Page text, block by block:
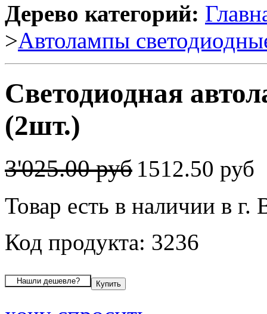
Дерево категорий:
>Автолампы
Светодиодная
(2шт.)
3'025.00 руб 1512.50 руб
Товар есть в наличии в г.
Код продукта: 3236